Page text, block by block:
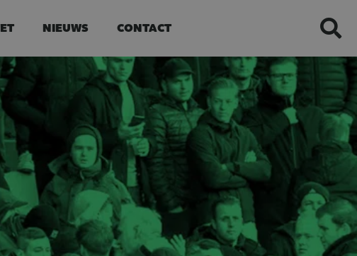
NIEUWS CONTACT